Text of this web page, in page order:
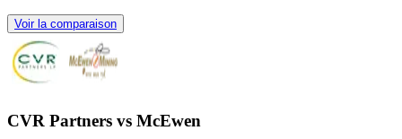
Voir la comparaison
CVR Partners vs McEwen